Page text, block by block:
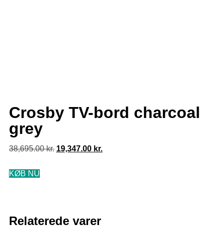
Crosby TV-bord charcoal
grey
38,695.00kr. 19,347.00 kr.
KØB NU
Relaterede varer